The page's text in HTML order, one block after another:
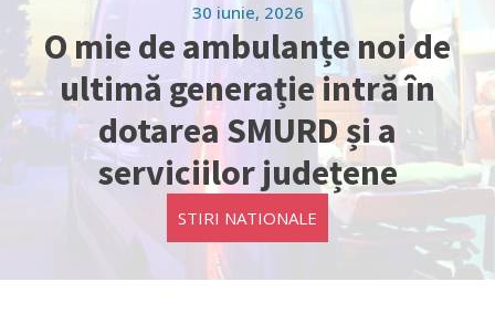
30 iunie, 2026
O mie de ambulanțe noi de
ultimă generație intră în
dotarea SMURD și a
serviciilor județene
STIRI NATIONALE